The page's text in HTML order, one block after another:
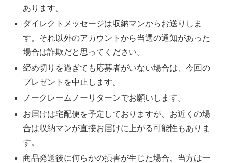
あります。
ダイレクトメッセージは収納マンからお送りしま
す。それ以外のアカウントから当選の通知があった
場合は詐欺だと思ってください。
締め切りを過ぎても応募者がいない場合は、今回の
プレゼントを中止します。
ノークレームノーリターンでお願いします。
お届けは宅配便を予定しておりますが、お近くの場
合は収納マンが直接お届けに上がる可能性もありま
す。
商品発送後に何らかの損害が生じた場合、当方は一